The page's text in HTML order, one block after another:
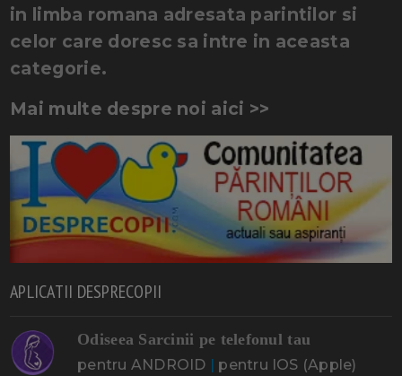
in limba romana adresata parintilor si
celor care doresc sa intre in aceasta
categorie.
Mai multe despre noi aici >>
APLICATII DESPRECOPII
Odiseea Sarcinii pe telefonul tau
pentru ANDROID | pentru IOS (Apple)